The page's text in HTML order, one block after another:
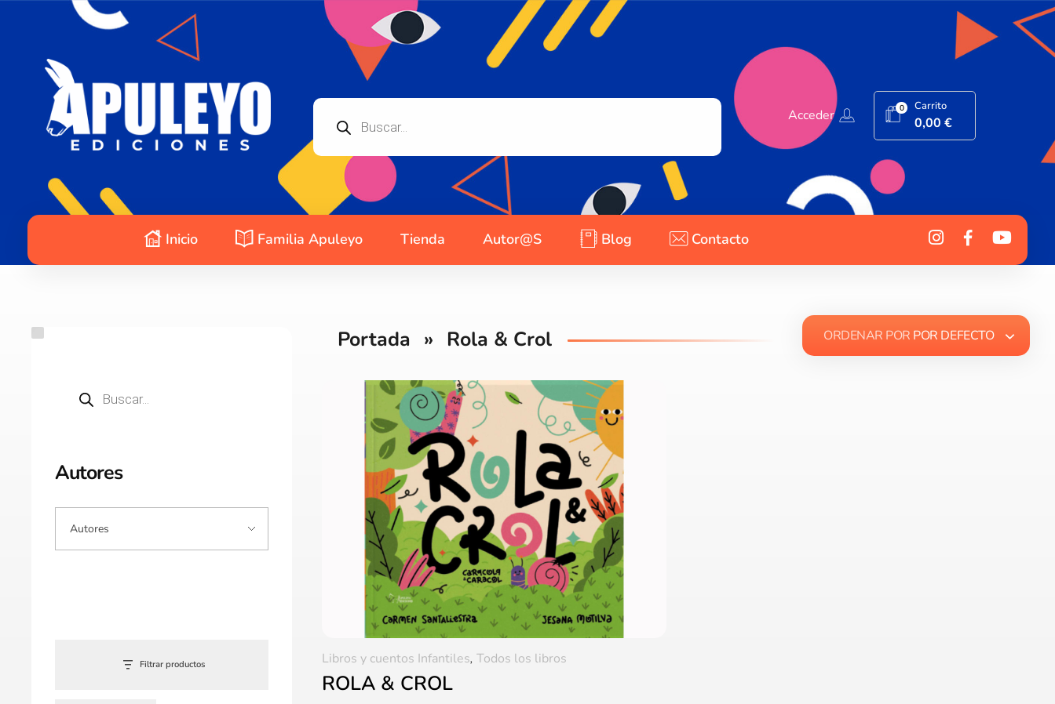
Acceder 0 Carrito
0,00€
Inicio Familia Apuleyo Tienda Autor@s Blog Contacto
Portada » Rola & Crol ORDENAR POR POR DEFECTO
ROLA & CROL
Libros y cuentos Infantiles,Todos los libros
Autores
Filtrar productos